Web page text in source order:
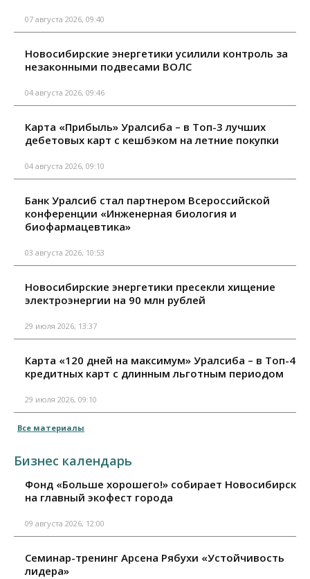
07 августа 2026, 09:40
Новосибирские энергетики усилили контроль за
незаконными подвесами ВОЛС
04 августа 2026, 09:46
Карта «Прибыль» Уралсиба – в Топ-3 лучших
дебетовых карт с кешбэком на летние покупки
04 августа 2026, 09:10
Банк Уралсиб стал партнером Всероссийской
конференции «Инженерная биология и
биофармацевтика»
03 августа 2026, 10:53
Новосибирские энергетики пресекли хищение
электроэнергии на 90 млн рублей
29 июля 2026, 13:37
Карта «120 дней на максимум» Уралсиба – в Топ-4
кредитных карт с длинным льготным периодом
29 июля 2026, 09:10
Все материалы
Бизнес календарь
Фонд «Больше хорошего!» собирает Новосибирск
на главный экофест города
09 августа 2026, 12:00
Семинар-тренинг Арсена Рябухи «Устойчивость
лидера»